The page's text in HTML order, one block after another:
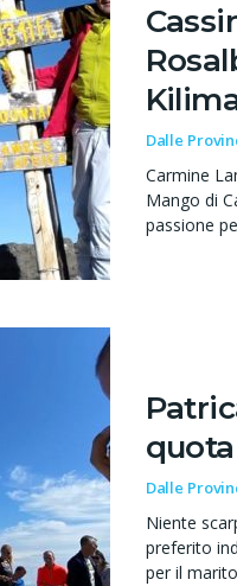
Dalle
Carmine
Mango di
passione
Dalle
Niente
preferito
per il marito